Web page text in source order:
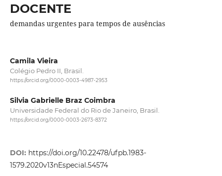
DOCENTE
demandas urgentes para tempos de ausências
Camila Vieira
Colégio Pedro II, Brasil.
https://orcid.org/0000-0003-4987-2953
Silvia Gabrielle Braz Coimbra
Universidade Federal do Rio de Janeiro, Brasil.
https://orcid.org/0000-0003-2673-8372
DOI: https://doi.org/10.22478/ufpb.1983-
1579.2020v13nEspecial.54574